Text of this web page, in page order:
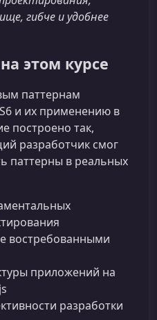
гибче и удобнее
этом курсе
паттернам
и их применению в
построено так,
разработчик смог
паттерны в реальных
востребованными
приложений на
разработки